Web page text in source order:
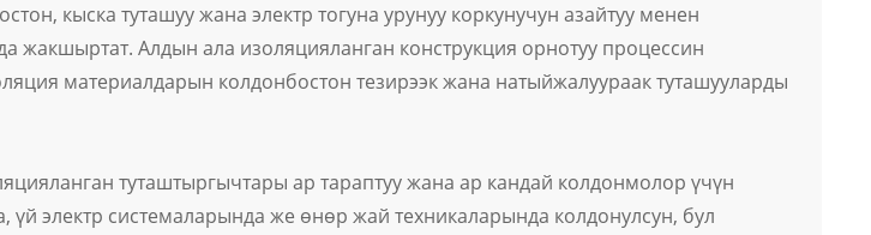
кыска туташуу жана электр тогуна урунуу коркунучун азайтуу менен
жакшыртат. Алдын ала изоляцияланган конструкция орнотуу процессин
материалдарын колдонбостон тезирээк жана натыйжалуураак туташууларды
туташтыргычтары ар тараптуу жана ар кандай колдонмолор үчүн
үй электр системаларында же өнөр жай техникаларында колдонулсун, бул